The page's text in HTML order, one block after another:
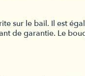
sur le bail. Il est
de garantie. Le